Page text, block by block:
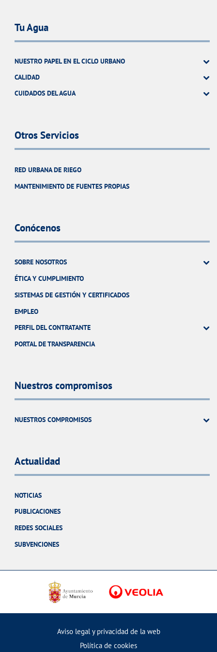
Tu Agua
NUESTRO PAPEL EN EL CICLO URBANO
CALIDAD
CUIDADOS DEL AGUA
Otros Servicios
RED URBANA DE RIEGO
MANTENIMIENTO DE FUENTES PROPIAS
Conócenos
SOBRE NOSOTROS
ÉTICA Y CUMPLIMIENTO
SISTEMAS DE GESTIÓN Y CERTIFICADOS
EMPLEO
PERFIL DEL CONTRATANTE
PORTAL DE TRANSPARENCIA
Nuestros compromisos
NUESTROS COMPROMISOS
Actualidad
NOTICIAS
PUBLICACIONES
REDES SOCIALES
SUBVENCIONES
Aviso legal y privacidad de la web
Política de cookies